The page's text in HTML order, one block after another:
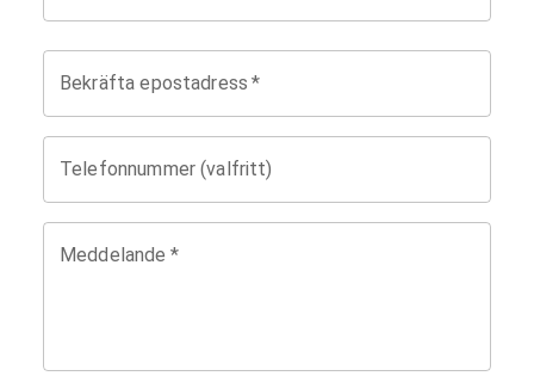
Bekräfta epostadress *
Telefonnummer (valfritt)
Meddelande *